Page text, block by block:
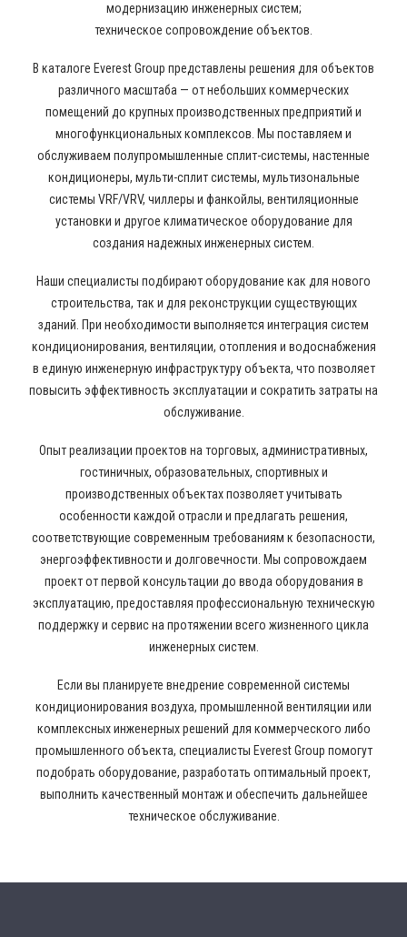
модернизацию инженерных систем;
техническое сопровождение объектов.
В каталоге Everest Group представлены решения для объектов
различного масштаба — от небольших коммерческих
помещений до крупных производственных предприятий и
многофункциональных комплексов. Мы поставляем и
обслуживаем полупромышленные сплит-системы, настенные
кондиционеры, мульти-сплит системы, мультизональные
системы VRF/VRV, чиллеры и фанкойлы, вентиляционные
установки и другое климатическое оборудование для
создания надежных инженерных систем.
Наши специалисты подбирают оборудование как для нового
строительства, так и для реконструкции существующих
зданий. При необходимости выполняется интеграция систем
кондиционирования, вентиляции, отопления и водоснабжения
в единую инженерную инфраструктуру объекта, что позволяет
повысить эффективность эксплуатации и сократить затраты на
обслуживание.
Опыт реализации проектов на торговых, административных,
гостиничных, образовательных, спортивных и
производственных объектах позволяет учитывать
особенности каждой отрасли и предлагать решения,
соответствующие современным требованиям к безопасности,
энергоэффективности и долговечности. Мы сопровождаем
проект от первой консультации до ввода оборудования в
эксплуатацию, предоставляя профессиональную техническую
поддержку и сервис на протяжении всего жизненного цикла
инженерных систем.
Если вы планируете внедрение современной системы
кондиционирования воздуха, промышленной вентиляции или
комплексных инженерных решений для коммерческого либо
промышленного объекта, специалисты Everest Group помогут
подобрать оборудование, разработать оптимальный проект,
выполнить качественный монтаж и обеспечить дальнейшее
техническое обслуживание.